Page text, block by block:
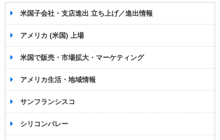
米国子会社・支店進出 立ち上げ／進出情報
アメリカ (米国) 上場
米国で販売・市場拡大・マーケティング
アメリカ生活・地域情報
サンフランシスコ
シリコンバレー